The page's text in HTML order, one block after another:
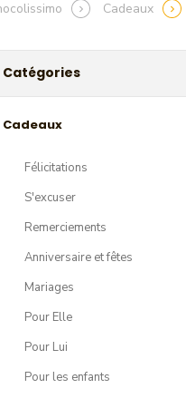
Cadeaux
Catégories
Cadeaux
Félicitations
S'excuser
Remerciements
Anniversaire et fêtes
Mariages
Pour Elle
Pour Lui
Pour les enfants